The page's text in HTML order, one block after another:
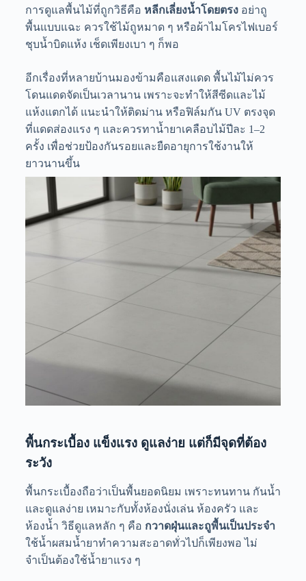
การดูแลพื้นไม้ที่ถูกวิธีคือ หลีกเลี่ยงน้ำโดยตรงอย่าถู
พื้นแบบแฉะ ควรใช้ไม้ถูหมาด ๆ หรือผ้าไมโครไฟเบอร์
ชุบน้ำบิดแห้ง เช็ดเพียงเบา ๆ ก็พอ
อีกเรื่องที่หลายบ้านมองข้ามคือแสงแดด พื้นไม้ไม่ควร
โดนแดดจัดเป็นเวลานาน เพราะจะทำให้สีซีดและไม้
แห้งแตกได้ แนะนำให้ติดม่าน หรือฟิล์มกัน UV ตรงจุด
ที่แดดส่องแรง ๆ และควรทาน้ำยาเคลือบไม้ปีละ 1–2
ครั้ง เพื่อช่วยป้องกันรอยและยืดอายุการใช้งานให้
ยาวนานขึ้น
พื้นกระเบื้อง แข็งแรง ดูแลง่าย แต่ก็มีจุดที่ต้อง
ระวัง
พื้นกระเบื้องถือว่าเป็นพื้นยอดนิยม เพราะทนทาน กันน้ำ
และดูแลง่าย เหมาะกับทั้งห้องนั่งเล่น ห้องครัว และ
ห้องน้ำ วิธีดูแลหลัก ๆ คือ กวาดฝุ่นและถูพื้นเป็นประจำ
ใช้น้ำผสมน้ำยาทำความสะอาดทั่วไปก็เพียงพอ ไม่
จำเป็นต้องใช้น้ำยาแรง ๆ